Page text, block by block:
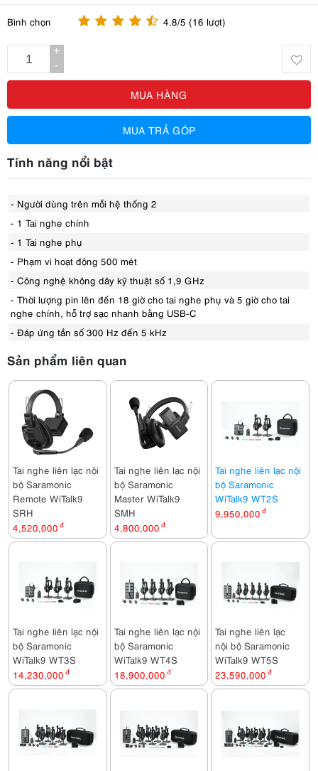
Bình chọn 4.8/5 (16 lượt)
+
-
MUA HÀNG
MUA TRẢ GÓP
Tính năng nổi bật
- Người dùng trên mỗi hệ thống 2
- 1 Tai nghe chính
- 1 Tai nghe phụ
- Phạm vi hoạt động 500 mét
- Công nghệ không dây kỹ thuật số 1,9 GHz
- Thời lượng pin lên đến 18 giờ cho tai nghe phụ và 5 giờ cho tai
nghe chính, hỗ trợ sạc nhanh bằng USB-C
- Đáp ứng tần số 300 Hz đến 5 kHz
Sản phẩm liên quan
Tai nghe liên lạc nội
bộ Saramonic
Remote WiTalk9
SRH
4,520,000 đ
Tai nghe liên lạc nội
bộ Saramonic
Master WiTalk9
SMH
4,800,000 đ
Tai nghe liên lạc nội
bộ Saramonic
WiTalk9 WT2S
9,950,000 đ
Tai nghe liên lạc nội
bộ Saramonic
WiTalk9 WT3S
14,230,000 đ
Tai nghe liên lạc nội
bộ Saramonic
WiTalk9 WT4S
18,900,000 đ
Tai nghe liên lạc
nội bộ Saramonic
WiTalk9 WT5S
23,590,000 đ